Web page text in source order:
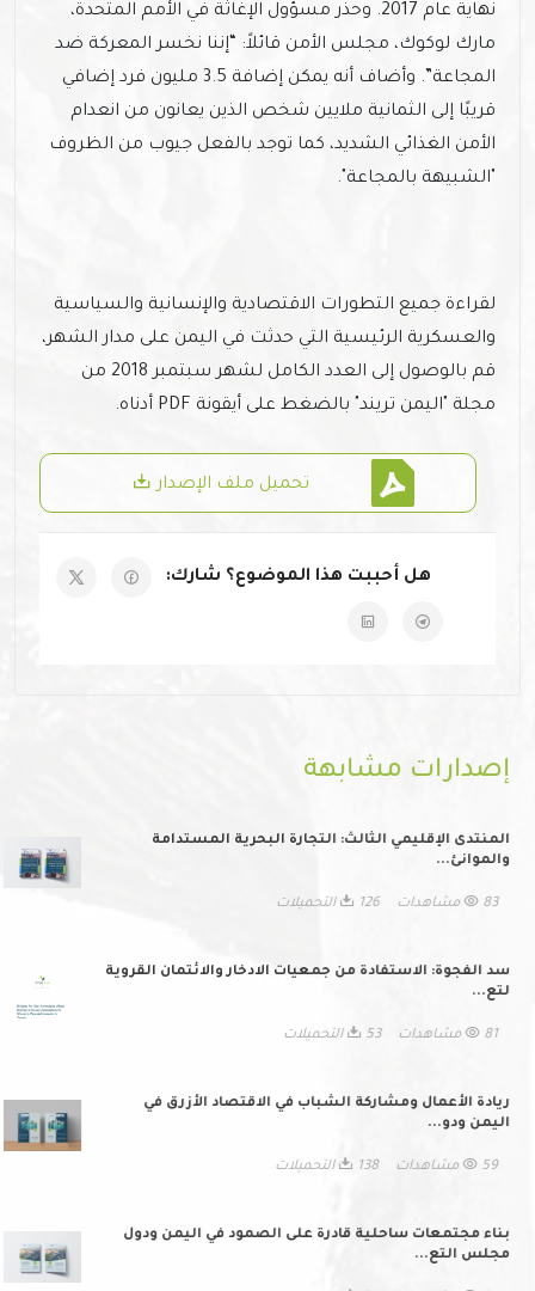
نهاية عام 2017. وحذر مسؤول الإغاثة في الأمم المتحدة،
مارك لوكوك، مجلس الأمن قائلاً: “إننا نخسر المعركة ضد
المجاعة”. وأضاف أنه يمكن إضافة 3.5 مليون فرد إضافي
قريبًا إلى الثمانية ملايين شخص الذين يعانون من انعدام
الأمن الغذائي الشديد، كما توجد بالفعل جيوب من الظروف
"الشبيهة بالمجاعة".
لقراءة جميع التطورات الاقتصادية والإنسانية والسياسية
والعسكرية الرئيسية التي حدثت في اليمن على مدار الشهر،
قم بالوصول إلى العدد الكامل لشهر سبتمبر 2018 من
مجلة "اليمن تريند" بالضغط على أيقونة PDF أدناه.
تحميل ملف الإصدار
هل أحببت هذا الموضوع؟ شارك:
إصدارات مشابهة
المنتدى الإقليمي الثالث: التجارة البحرية المستدامة
والموانئ...
83 مشاهدات 126 التحميلات
سد الفجوة: الاستفادة من جمعيات الادخار والائتمان القروية
لتع...
81 مشاهدات 53 التحميلات
ريادة الأعمال ومشاركة الشباب في الاقتصاد الأزرق في
اليمن ودو...
59 مشاهدات 138 التحميلات
بناء مجتمعات ساحلية قادرة على الصمود في اليمن ودول
مجلس التع...